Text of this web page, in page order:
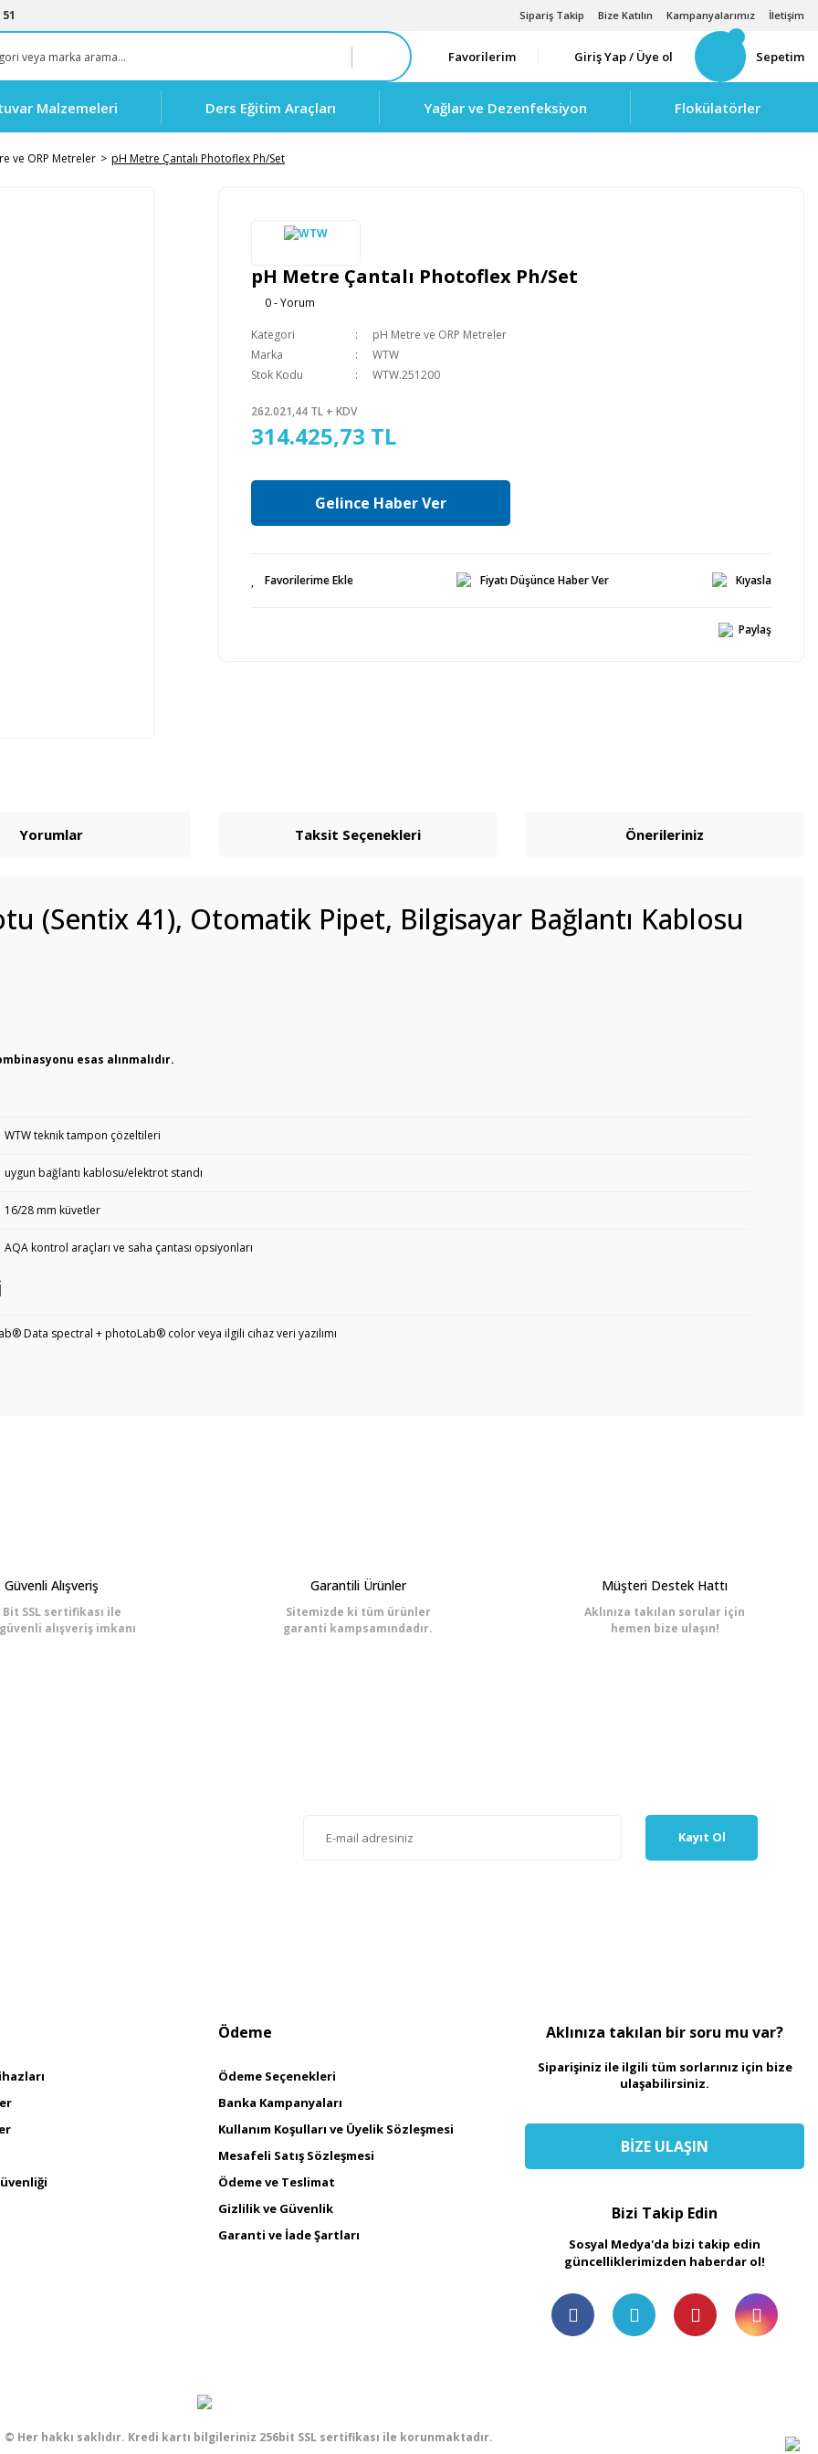
Sipariş Takip Bize Katılın Kampanyalarımız İletişim
Favorilerim Giriş Yap / Üye ol Sepetim
Malzemeleri Ders Eğitim Araçları Yağlar ve Dezenfeksiyon Flokülatörler
ve ORP Metreler pH Metre Çantalı Photoflex Ph/Set
pH Metre Çantalı Photoflex Ph/Set
0 - Yorum
Kategori
pH Metre ve ORP Metreler
Marka
WTW
Stok Kodu
WTW.251200
262.021,44 TL + KDV
314.425,73 TL
Gelince Haber Ver
Fiyatı Düşünce Haber Ver Kıyasla
Paylaş
Yorumlar Taksit Seçenekleri Önerileriniz
(Sentix 41), Otomatik Pipet, Bilgisayar Bağlantı Kablosu
esas alınmalıdır.
WTW teknik tampon çözeltileri
uygun bağlantı kablosu/elektrot standı
16/28 mm küvetler
AQA kontrol araçları ve saha çantası opsiyonları
Data spectral + photoLab® color veya ilgili cihaz veri yazılımı
Güvenli Alışveriş
Bit SSL sertifikası ile
alışveriş imkanı
Garantili Ürünler
Sitemizde ki tüm ürünler
garanti kampsamındadır.
Müşteri Destek Hattı
Aklınıza takılan sorular için
hemen bize ulaşın!
Kayıt Ol
Ödeme
Ödeme Seçenekleri
Banka Kampanyaları
Kullanım Koşulları ve Üyelik Sözleşmesi
Mesafeli Satış Sözleşmesi
Ödeme ve Teslimat
Gizlilik ve Güvenlik
Garanti ve İade Şartları
Aklınıza takılan bir soru mu var?
Siparişiniz ile ilgili tüm sorlarınız için bize
ulaşabilirsiniz.
BİZE ULAŞIN
Bizi Takip Edin
Sosyal Medya'da bizi takip edin
güncelliklerimizden haberdar ol!
© Her hakkı saklıdır. Kredi kartı bilgileriniz 256bit SSL sertifikası ile korunmaktadır.